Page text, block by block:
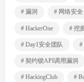
# 漏洞 # 网络安全
# HackerOne # 挖
# Day1安全团队 #
# 契约锁API调用漏洞
# HackingClub #